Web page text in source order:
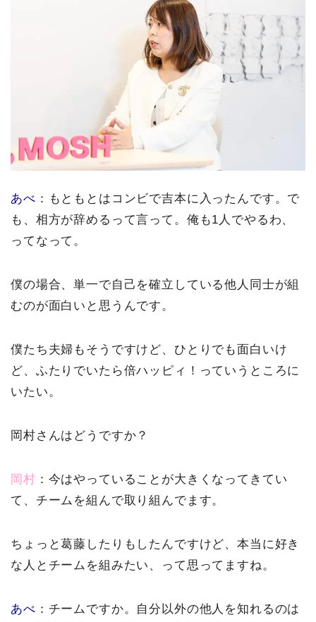
あべ ：もともとはコンビで吉本に入ったんです。で
も、相方が辞めるって言って。俺も1人でやるわ、
ってなって。
僕の場合、単一で自己を確立している他人同士が組
むのが面白いと思うんです。
僕たち夫婦もそうですけど、ひとりでも面白いけ
ど、ふたりでいたら倍ハッピィ！っていうところに
いたい。
岡村さんはどうですか？
岡村 ：今はやっていることが大きくなってきてい
て、チームを組んで取り組んでます。
ちょっと葛藤したりもしたんですけど、本当に好き
な人とチームを組みたい、って思ってますね。
あべ ：チームですか。自分以外の他人を知れるのは